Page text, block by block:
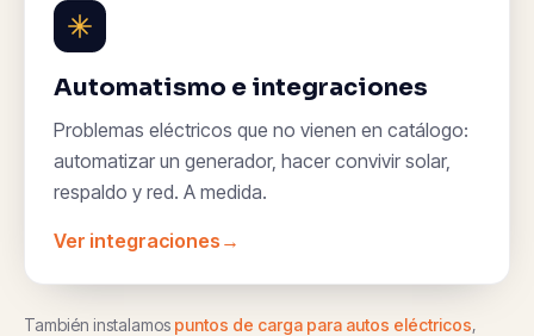
Automatismo e integraciones
Problemas eléctricos que no vienen en catálogo:
automatizar un generador, hacer convivir solar,
respaldo y red. A medida.
Ver integraciones →
También instalamos puntos de carga para autos eléctricos,